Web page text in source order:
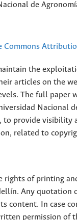
de
Commons
the
articles on the
The full paper
Nacional
to provide
related to
rights of printing
Any
content. In case
permission of